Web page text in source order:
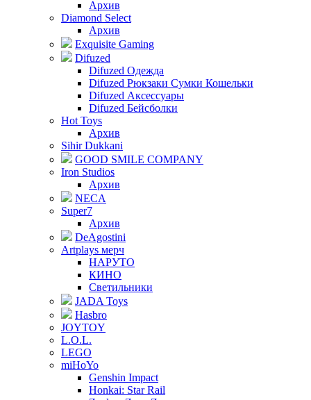
Архив
Diamond Select
Архив
Exquisite Gaming
Difuzed
Difuzed Одежда
Difuzed Рюкзаки Сумки Кошельки
Difuzed Аксессуары
Difuzed Бейсболки
Hot Toys
Архив
Sihir Dukkani
GOOD SMILE COMPANY
Iron Studios
Архив
NECA
Super7
Архив
DeAgostini
Artplays мерч
НАРУТО
КИНО
Светильники
JADA Toys
Hasbro
JOYTOY
L.O.L.
LEGO
miHoYo
Genshin Impact
Honkai: Star Rail